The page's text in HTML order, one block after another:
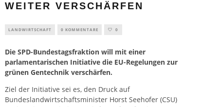
WEITER VERSCHÄRFEN
LANDWIRTSCHAFT 0 KOMMENTARE 0
Die SPD-Bundestagsfraktion will mit einer
parlamentarischen Initiative die EU-Regelungen zur
grünen Gentechnik verschärfen.
Ziel der Initiative sei es, den Druck auf
Bundeslandwirtschaftsminister Horst Seehofer (CSU)